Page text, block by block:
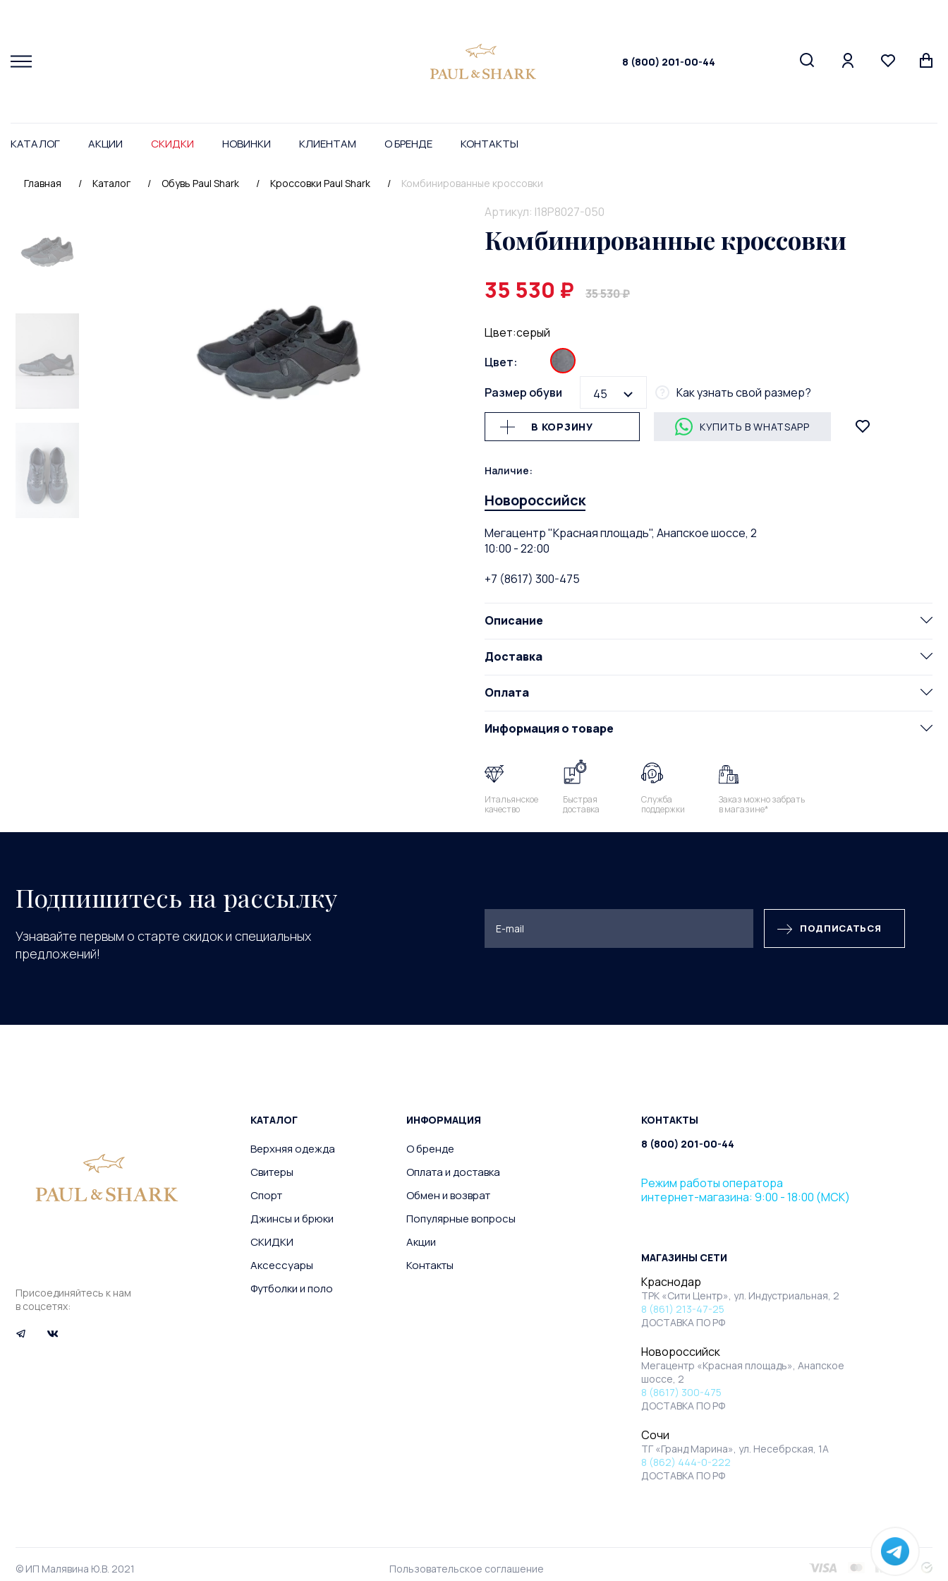
8 (800) 201-00-44
КАТАЛОГ АКЦИИ СКИДКИ НОВИНКИ КЛИЕНТАМ О БРЕНДЕ КОНТАКТЫ
Главная / Каталог / Обувь Paul Shark / Кроссовки Paul Shark / Комбинированные кроссовки
Артикул: I18P8027-050
Комбинированные кроссовки
35 530 ₽ 35 530 ₽
Цвет:серый
Цвет:
Размер обуви
45 Как узнать свой размер?
В КОРЗИНУ КУПИТЬ В WHATSAPP
Наличие:
Новороссийск
Мегацентр "Красная площадь", Анапское шоссе, 2
10:00 - 22:00
+7 (8617) 300-475
Описание
Доставка
Оплата
Информация о товаре
Итальянское
качество
Быстрая
доставка
Служба
поддержки
Заказ можно забрать
в магазине*
Подпишитесь на рассылку
Узнавайте первым о старте скидок и специальных
предложений!
ПОДПИСАТЬСЯ
Присоединяйтесь к нам
в соцсетях:
КАТАЛОГ
Верхняя одежда
Свитеры
Спорт
Джинсы и брюки
СКИДКИ
Аксессуары
Футболки и поло
ИНФОРМАЦИЯ
О бренде
Оплата и доставка
Обмен и возврат
Популярные вопросы
Акции
Контакты
КОНТАКТЫ
8 (800) 201-00-44
Режим работы оператора
интернет-магазина: 9:00 - 18:00 (МСК)
МАГАЗИНЫ СЕТИ
Краснодар
ТРК «Сити Центр», ул. Индустриальная, 2
8 (861) 213-47-25
ДОСТАВКА ПО РФ
Новороссийск
Мегацентр «Красная площадь», Анапское
шоссе, 2
8 (8617) 300-475
ДОСТАВКА ПО РФ
Сочи
ТГ «Гранд Марина», ул. Несебрская, 1А
8 (862) 444-0-222
ДОСТАВКА ПО РФ
© ИП Малявина Ю.В. 2021 Пользовательское соглашение